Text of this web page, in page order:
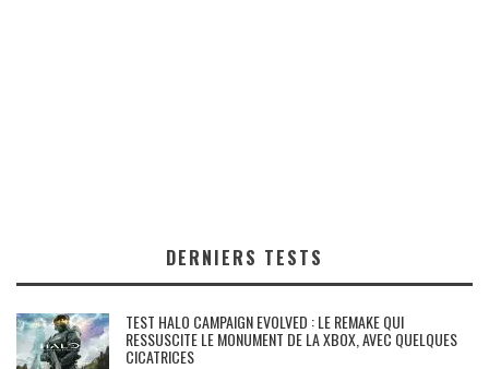
DERNIERS TESTS
TEST HALO CAMPAIGN EVOLVED : LE REMAKE QUI
RESSUSCITE LE MONUMENT DE LA XBOX, AVEC QUELQUES
CICATRICES